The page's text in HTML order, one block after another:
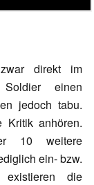
direkt im
einen
jedoch tabu.
Kritik anhören.
10 weitere
ein- bzw.
existieren die